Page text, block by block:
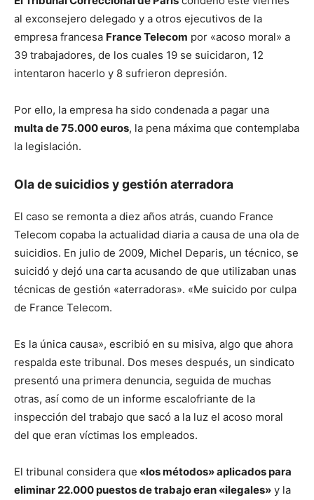
al exconsejero delegado y a otros ejecutivos de la
empresa francesa France Telecom por «acoso moral» a
39 trabajadores, de los cuales 19 se suicidaron, 12
intentaron hacerlo y 8 sufrieron depresión.
Por ello, la empresa ha sido condenada a pagar una
multa de 75.000 euros, la pena máxima que contemplaba
la legislación.
Ola de suicidios y gestión aterradora
El caso se remonta a diez años atrás, cuando France
Telecom copaba la actualidad diaria a causa de una ola de
suicidios. En julio de 2009, Michel Deparis, un técnico, se
suicidó y dejó una carta acusando de que utilizaban unas
técnicas de gestión «aterradoras». «Me suicido por culpa
de France Telecom.
Es la única causa», escribió en su misiva, algo que ahora
respalda este tribunal. Dos meses después, un sindicato
presentó una primera denuncia, seguida de muchas
otras, así como de un informe escalofriante de la
inspección del trabajo que sacó a la luz el acoso moral
del que eran víctimas los empleados.
El tribunal considera que «los métodos» aplicados para
eliminar 22.000 puestos de trabajo eran «ilegales» y la